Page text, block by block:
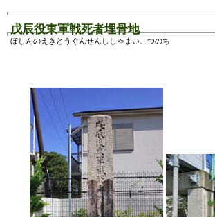
戊辰役東軍戦死者埋骨地
ぼしんのえきとうぐんせんししゃまいこつのち